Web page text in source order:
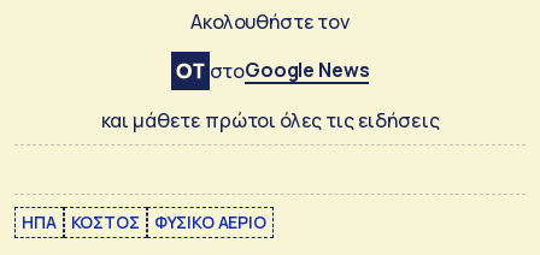
Ακολουθήστε τον
στοGoogle News
και μάθετε πρώτοι όλες τις ειδήσεις
ΗΠΑ ΚΟΣΤΟΣ ΦΥΣΙΚΟ ΑΕΡΙΟ